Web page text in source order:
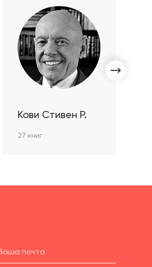
Кови Стивен Р.
27 книг